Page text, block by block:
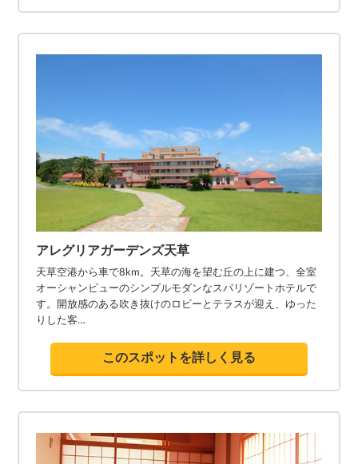
アレグリアガーデンズ天草
天草空港から車で8km。天草の海を望む丘の上に建つ、全室
オーシャンビューのシンプルモダンなスパリゾートホテルで
す。開放感のある吹き抜けのロビーとテラスが迎え、ゆった
りした客…
このスポットを詳しく見る